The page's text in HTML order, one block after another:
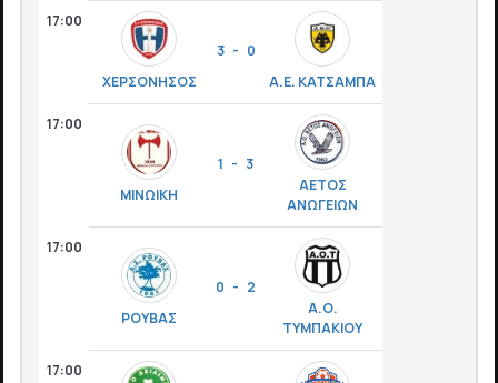
17:00
ΧΕΡΣΟΝΗΣΟΣ
3 - 0
Α.Ε. ΚΑΤΣΑΜΠΑ
17:00
ΜΙΝΩΙΚΗ
1 - 3
ΑΕΤΟΣ
ΑΝΩΓΕΙΩΝ
17:00
ΡΟΥΒΑΣ
0 - 2
Α.Ο.
ΤΥΜΠΑΚΙΟΥ
17:00